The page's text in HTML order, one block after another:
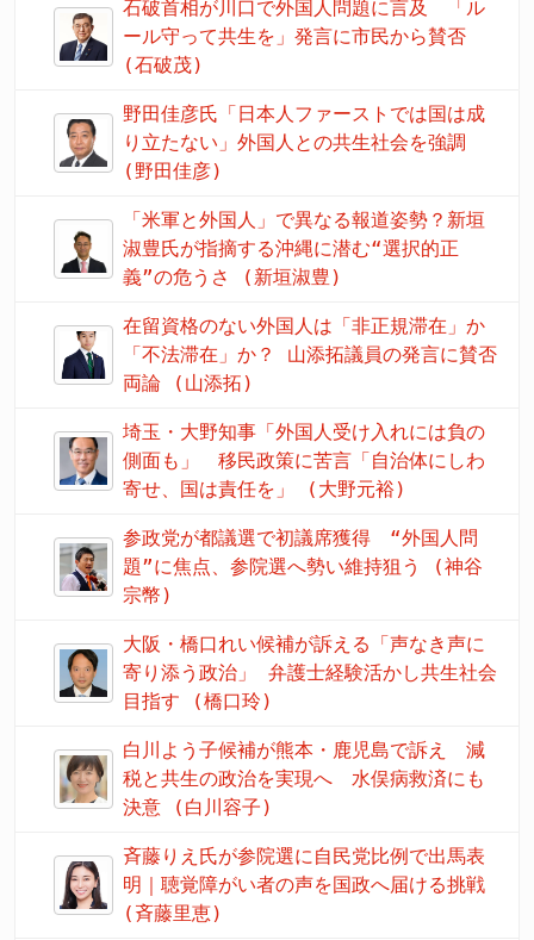
石破首相が川口で外国人問題に言及 「ル
ール守って共生を」発言に市民から賛否
(石破茂)
野田佳彦氏「日本人ファーストでは国は成
り立たない」外国人との共生社会を強調
(野田佳彦)
「米軍と外国人」で異なる報道姿勢？新垣
淑豊氏が指摘する沖縄に潜む“選択的正
義”の危うさ (新垣淑豊)
在留資格のない外国人は「非正規滞在」か
「不法滞在」か？ 山添拓議員の発言に賛否
両論 (山添拓)
埼玉・大野知事「外国人受け入れには負の
側面も」 移民政策に苦言「自治体にしわ
寄せ、国は責任を」 (大野元裕)
参政党が都議選で初議席獲得 “外国人問
題”に焦点、参院選へ勢い維持狙う (神谷
宗幣)
大阪・橋口れい候補が訴える「声なき声に
寄り添う政治」 弁護士経験活かし共生社会
目指す (橋口玲)
白川よう子候補が熊本・鹿児島で訴え 減
税と共生の政治を実現へ 水俣病救済にも
決意 (白川容子)
斉藤りえ氏が参院選に自民党比例で出馬表
明｜聴覚障がい者の声を国政へ届ける挑戦
(斉藤里恵)